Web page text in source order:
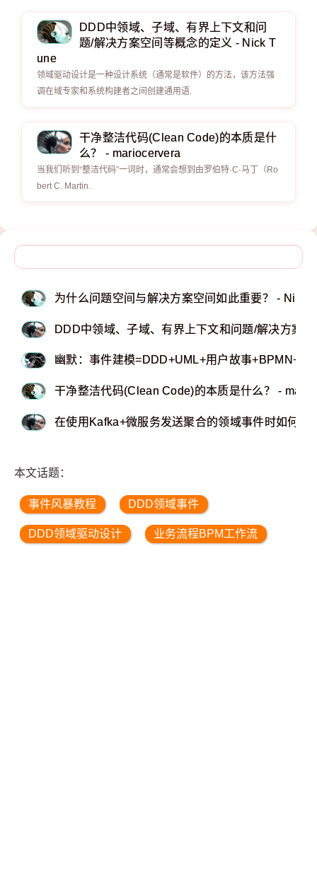
DDD中领域、子域、有界上下文和问
题/解决方案空间等概念的定义 - Nick T
une
领域驱动设计是一种设计系统（通常是软件）的方法，该方法强
调在域专家和系统构建者之间创建通用语.
干净整洁代码(Clean Code)的本质是什
么？ - mariocervera
当我们听到“整洁代码”一词时，通常会想到由罗伯特·C·马丁（Ro
bert C. Martin.
为什么问题空间与解决方案空间如此重要？ - Nikhil
DDD中领域、子域、有界上下文和问题/解决方案
幽默：事件建模=DDD+UML+用户故事
干净整洁代码(Clean Code)的本质是什么？ -
在使用Kafka+微服务发送聚合的领域事件时如何
本文话题：
事件风暴教程 DDD领域事件
DDD领域驱动设计 业务流程BPM工作流